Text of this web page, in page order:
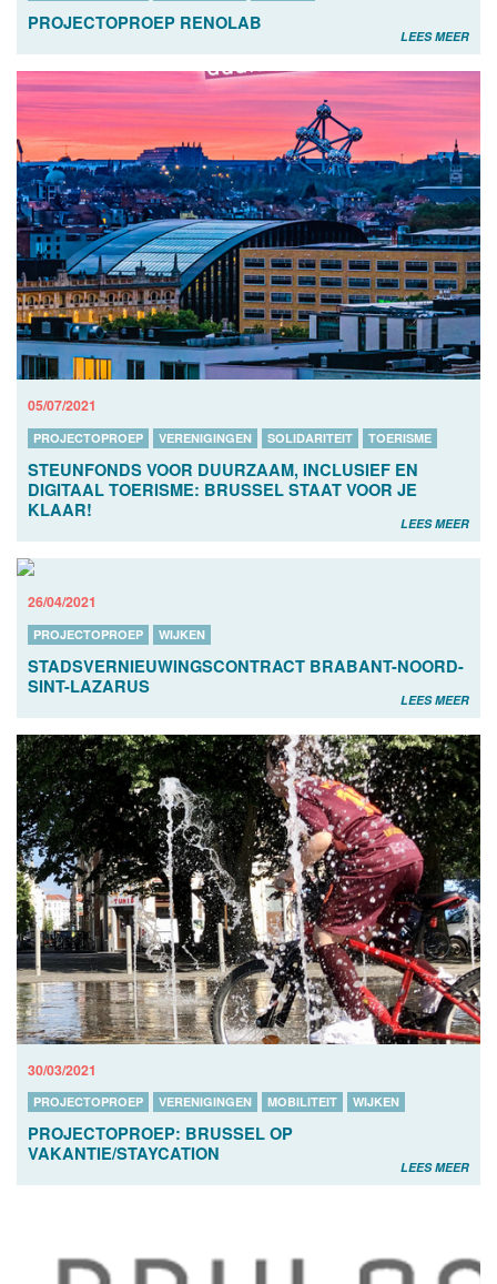
PROJECTOPROEP RENOLAB
LEES MEER
05/07/2021
PROJECTOPROEP VERENIGINGEN SOLIDARITEIT TOERISME
STEUNFONDS VOOR DUURZAAM, INCLUSIEF EN
DIGITAAL TOERISME: BRUSSEL STAAT VOOR JE
KLAAR!
LEES MEER
26/04/2021
PROJECTOPROEP WIJKEN
STADSVERNIEUWINGSCONTRACT BRABANT-NOORD-
SINT-LAZARUS
LEES MEER
30/03/2021
PROJECTOPROEP VERENIGINGEN MOBILITEIT WIJKEN
PROJECTOPROEP: BRUSSEL OP
VAKANTIE/STAYCATION
LEES MEER